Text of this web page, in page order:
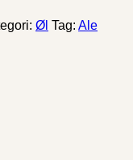
Øl Tag: Ale